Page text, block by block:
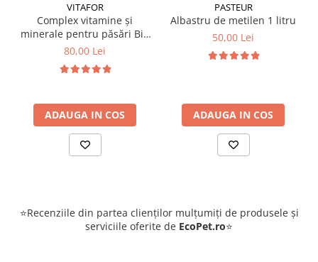
VITAFOR
Complex vitamine și
minerale pentru păsări Bio
Multivita, 1 Litru
80,00 Lei
ADAUGA IN COS
PASTEUR
Albastru de metilen 1 litru
50,00 Lei
ADAUGA IN COS
⭐Recenziile din partea clienților mulțumiți de produsele și
serviciile oferite de EcoPet.ro⭐